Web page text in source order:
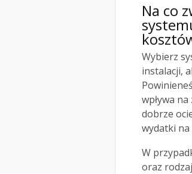
Na co
Wybierz
instalacji,
wpływa
dobrze
wydatki
W
oraz